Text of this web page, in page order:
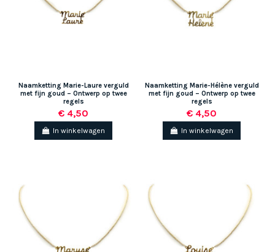
Naamketting Marie-Laure verguld
met fijn goud – Ontwerp op twee
regels
€ 4,50
In winkelwagen
Naamketting Marie-Hélène verguld
met fijn goud – Ontwerp op twee
regels
€ 4,50
In winkelwagen